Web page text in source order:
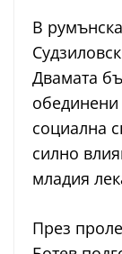
В
Двамата
обединени
социална
силно
младия
През